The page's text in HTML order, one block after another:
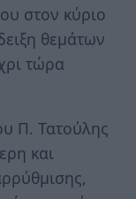
στον κύριο
θεμάτων
τώρα
Π. Τατούλης
και